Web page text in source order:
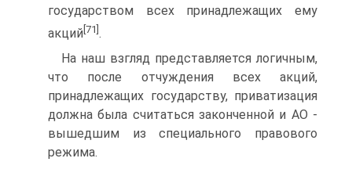
государством всех принадлежащих ему
акций [71].
На наш взгляд представляется логичным,
что после отчуждения всех акций,
принадлежащих государству, приватизация
должна была считаться законченной и АО -
вышедшим из специального правового
режима.